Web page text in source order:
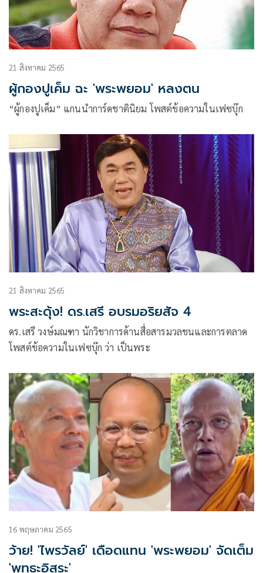
21 สิงหาคม 2565
ผู้กองปูเค็ม ฉะ 'พระพยอม'​ หลงตน
“ผู้กองปูเค็ม” แกนนำการ์ดชาตินิยม โพสต์ข้อความในเฟซบุ๊ก
21 สิงหาคม 2565
พระสะดุ้ง! ดร.เสรี อบรมอริยสัจ 4
ดร.เสรี วงษ์มณฑา นักวิชาการด้านสื่อสารมวลชนและการตลาด
โพสต์ข้อความในเฟซบุ๊ก ว่า เป็นพระ
16 พฤษภาคม 2565
ว้าย! 'ไพรวัลย์' เดือดแทน 'พระพยอม' จัดเต็ม
'พุทธะอิสระ'